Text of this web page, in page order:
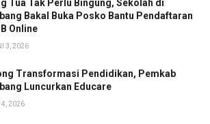
Tua Tak Perlu Bingung, Sekolah di
Bakal Buka Posko Bantu Pendaftaran
Online
3, 2026
Transformasi Pendidikan, Pemkab
Luncurkan Educare
4, 2026